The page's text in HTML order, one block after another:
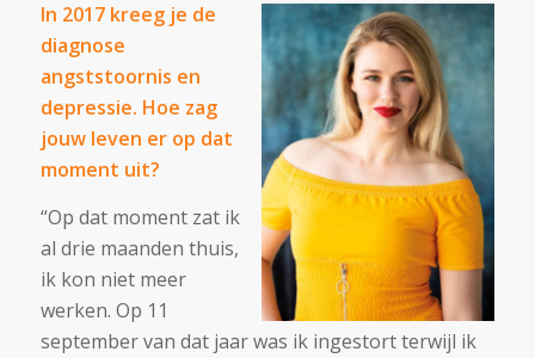
In 2017 kreeg je de
diagnose
angststoornis en
depressie. Hoe zag
jouw leven er op dat
moment uit?
“Op dat moment zat ik
al drie maanden thuis,
ik kon niet meer
werken. Op 11
september van dat jaar was ik ingestort terwijl ik